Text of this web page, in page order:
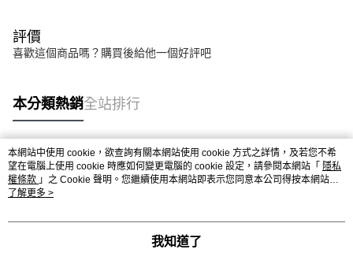
評價
喜歡這個商品嗎？購買後給他一個好評吧
本分類熱銷全站排行
熱門標籤
本網站中使用 cookie，欲查詢有關本網站使用 cookie 方式之詳情，及若您不希
望在電腦上使用 cookie 時應如何變更電腦的 cookie 設定，請參閱本網站「 隱私
權條款 」之 Cookie 聲明。您繼續使用本網站即表示您同意本公司得按本網站使
用條款之 Cookie 聲明使用 cookie。
了解更多 >
我知道了